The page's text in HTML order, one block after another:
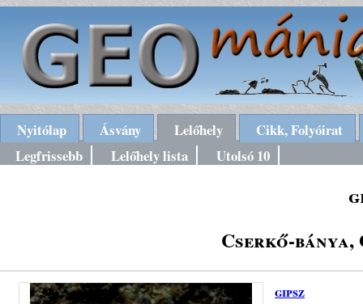
Nyitólap Ásvány Lelőhely
Cikk, Folyóirat
Legfrissebb
Lelőhely lista Utolsó 10
Cserkő-
gipsz